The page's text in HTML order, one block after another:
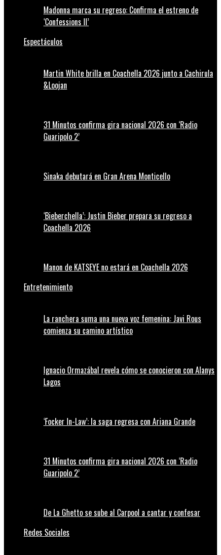
Madonna marca su regreso: Confirma el estreno de
‘Confessions II’
Espectáculos
Martin White brilla en Coachella 2026 junto a Cachirula
&Loojan
31 Minutos confirma gira nacional 2026 con ‘Radio
Guaripolo 2’
Sinaka debutará en Gran Arena Monticello
‘Bieberchella’: Justin Bieber prepara su regreso a
Coachella 2026
Manon de KATSEYE no estará en Coachella 2026
Entretenimiento
La ranchera suma una nueva voz femenina: Javi Rous
comienza su camino artístico
Ignacio Ormazábal revela cómo se conocieron con Alanys
Lagos
‘Focker In-Law’: la saga regresa con Ariana Grande
31 Minutos confirma gira nacional 2026 con ‘Radio
Guaripolo 2’
De La Ghetto se sube al Carpool a cantar y confesar
Redes Sociales